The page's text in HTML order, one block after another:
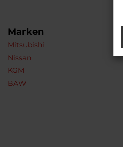
Marken
Mitsubishi
Nissan
KGM
BAW